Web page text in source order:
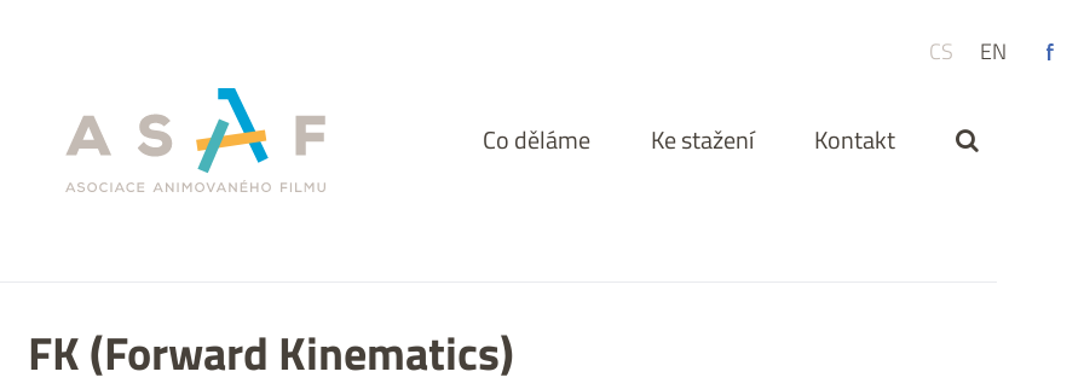
Co děláme Ke stažení Kontakt
CS EN
FK (Forward Kinematics)